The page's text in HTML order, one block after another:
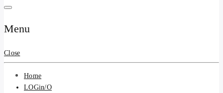
รับลงเว็บขายบ้าน อันดับ1
รับโพสบ้าน ที่ดิน SEOขาย
บ้าน
Menu
Close
Home
LOGin/O